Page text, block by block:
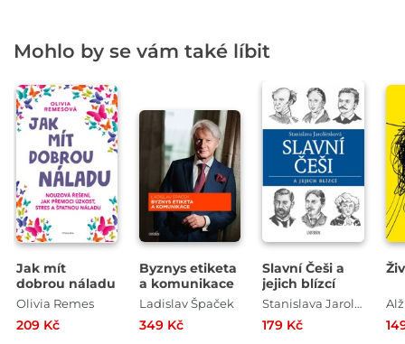
Mohlo by se vám také líbit
Jak mít
dobrou náladu
Olivia Remes
209 Kč
Byznys etiketa
a komunikace
Ladislav Špaček
349 Kč
Slavní Češi a
jejich blízcí
Stanislava Jarolímková
179 Kč